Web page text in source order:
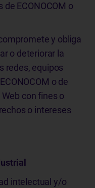
ECONOCOM o
y obliga
o deteriorar la
redes, equipos
o de
con fines o
o intereses
intelectual y/o